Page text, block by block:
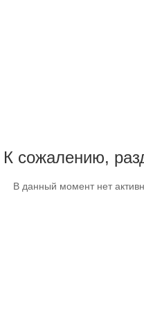
К сожалению,
В данный момент нет